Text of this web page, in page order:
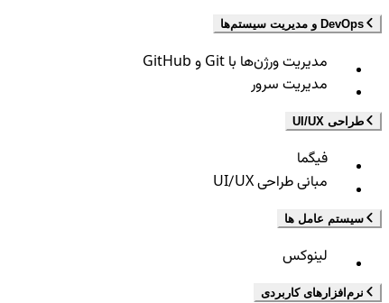
DevOps و مدیریت سیستم‌ها
مدیریت ورژن‌ها با Git و GitHub
مدیریت سرور
طراحی UI/UX
فیگما
مبانی طراحی UI/UX
سیستم عامل ها
لینوکس
نرم‌افزارهای کاربردی